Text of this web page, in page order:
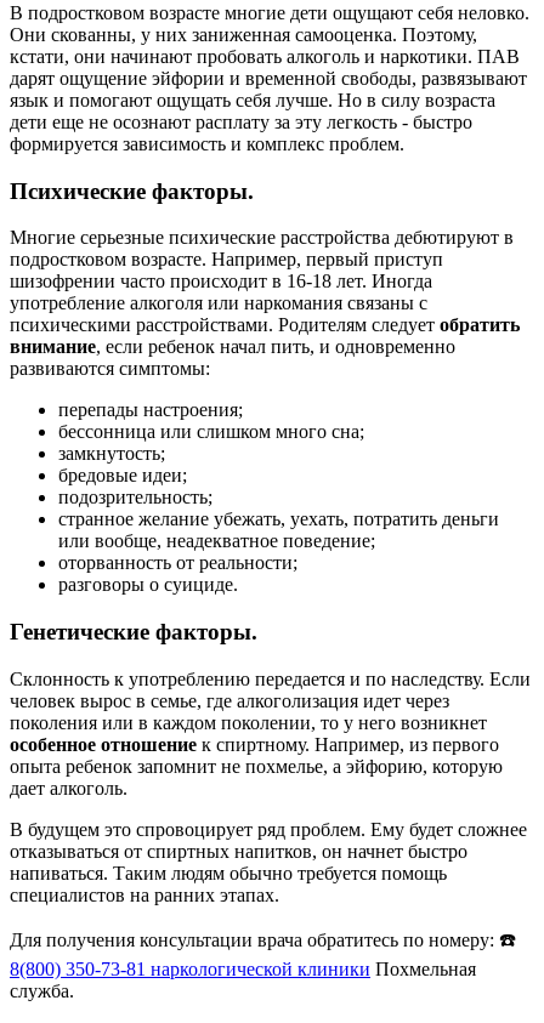
В подростковом возрасте многие дети ощущают себя неловко.
Они скованны, у них заниженная самооценка. Поэтому,
кстати, они начинают пробовать алкоголь и наркотики. ПАВ
дарят ощущение эйфории и временной свободы, развязывают
язык и помогают ощущать себя лучше. Но в силу возраста
дети еще не осознают расплату за эту легкость - быстро
формируется зависимость и комплекс проблем.
Психические факторы.
Многие серьезные психические расстройства дебютируют в
подростковом возрасте. Например, первый приступ
шизофрении часто происходит в 16-18 лет. Иногда
употребление алкоголя или наркомания связаны с
психическими расстройствами. Родителям следует обратить
внимание, если ребенок начал пить, и одновременно
развиваются симптомы:
перепады настроения;
бессонница или слишком много сна;
замкнутость;
бредовые идеи;
подозрительность;
странное желание убежать, уехать, потратить деньги
или вообще, неадекватное поведение;
оторванность от реальности;
разговоры о суициде.
Генетические факторы.
Склонность к употреблению передается и по наследству. Если
человек вырос в семье, где алкоголизация идет через
поколения или в каждом поколении, то у него возникнет
особенное отношение к спиртному. Например, из первого
опыта ребенок запомнит не похмелье, а эйфорию, которую
дает алкоголь.
В будущем это спровоцирует ряд проблем. Ему будет сложнее
отказываться от спиртных напитков, он начнет быстро
напиваться. Таким людям обычно требуется помощь
специалистов на ранних этапах.
Для получения консультации врача обратитесь по номеру: ☎️
8(800) 350-73-81 наркологической клиники Похмельная
служба.